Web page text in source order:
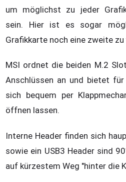
um möglichst zu jeder
sein. Hier ist es sogar
Grafikkarte noch eine zweite zu
MSI ordnet die beiden M.2
Anschlüssen an und bietet für
sich bequem per
öffnen lassen.
Interne Header finden sich
sowie ein USB3 Header sind
auf kürzestem Weg "hinter die